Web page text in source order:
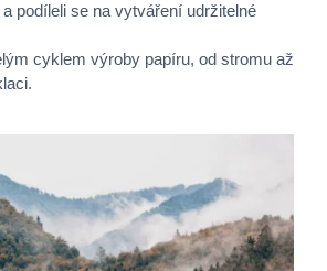
podíleli se na vytváření udržitelné
cyklem výroby papíru, od stromu až